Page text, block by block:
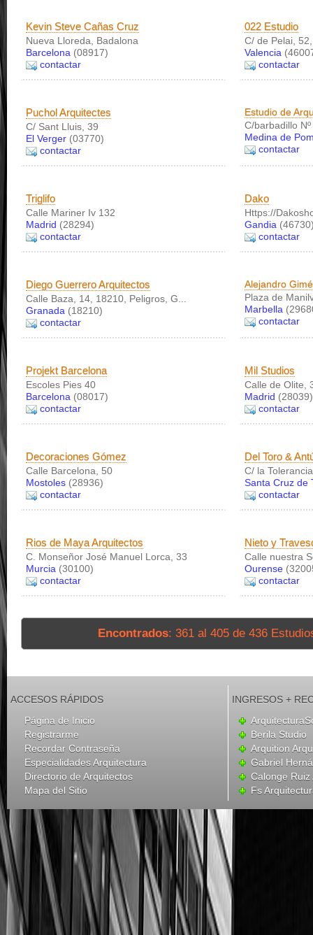
Kevin Steve Cañas Cruz
Nueva Lloreda, Badalona
Barcelona (08917)
contactar
022 Estudio
C/ de Pelai,
Valencia
contactar
Puchol Arquitectes
C/ Sant Lluis, 39
El Verger (03770)
contactar
Estudio de
C/barbadillo Nº
Medina de
contactar
Triglifo
Calle Mariner Iv 132
Madrid (28294)
contactar
Dako
Https://
Gandia
contactar
Diego Guerrero Arquitectos
Calle Baza, 14, 18210, Peligros, G...
Granada (18210)
contactar
Alejandro
Plaza de
Marbella
contactar
Projekt Barcelona
Escoles Pies 40
Barcelona (08017)
contactar
Mil Studios
Calle de Olite,
Madrid (28039)
contactar
Decoraciones Gómez
Calle Barcelona, 50
Mostoles (28936)
contactar
Del Toro &
C/ la
Santa Cruz de
contactar
Rios de Maya Arquitectos
C. Monseñor José Manuel Lorca, 33
Murcia (30100)
contactar
Nieto y
Calle nuestra
Ourense
contactar
Encontrados: 361 al 405 de 436
ACCESOS RÁPIDOS
Página de Inicio
Registrarme
Recordar Contraseña
Especialidades Arquitectura
Directorio de Arquitectos
Mapa del Sitio
INGRESOS +
Berila Studio
Arquition
Gabriel
Calonge Ruiz
Fs